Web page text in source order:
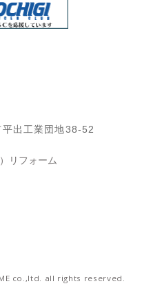
出工業団地38-52
リフォーム
co.,ltd. all rights reserved.